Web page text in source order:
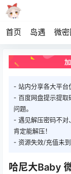
首页 岛遇 微密
- 站内分享各大平台
- 百度网盘提示提取
问题。
- 遇见解压密码不对
肯定能解压！
- 资源失效/充值未
哈尼大Baby